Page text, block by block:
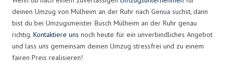
deinen Umzug von Mülheim an der Ruhr nach Genua suchst, dann
bist du bei Umzugsmeister Busch Mülheim an der Ruhr genau
richtig. Kontaktiere uns noch heute für ein unverbindliches Angebot
und lass uns gemeinsam deinen Umzug stressfrei und zu einem
fairen Preis realisieren!